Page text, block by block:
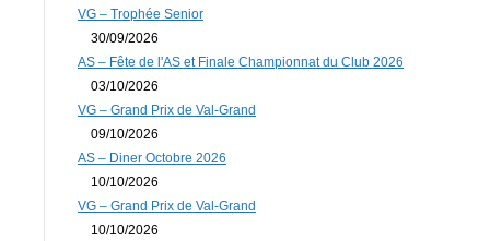
VG – Trophée Senior
30/09/2026
AS – Fête de l'AS et Finale Championnat du Club 2026
03/10/2026
VG – Grand Prix de Val-Grand
09/10/2026
AS – Diner Octobre 2026
10/10/2026
VG – Grand Prix de Val-Grand
10/10/2026